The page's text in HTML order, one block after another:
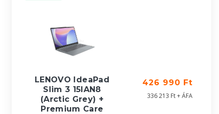
LENOVO IdeaPad
Slim 3 15IAN8
(Arctic Grey) +
Premium Care
426 990 Ft
336 213 Ft + ÁFA